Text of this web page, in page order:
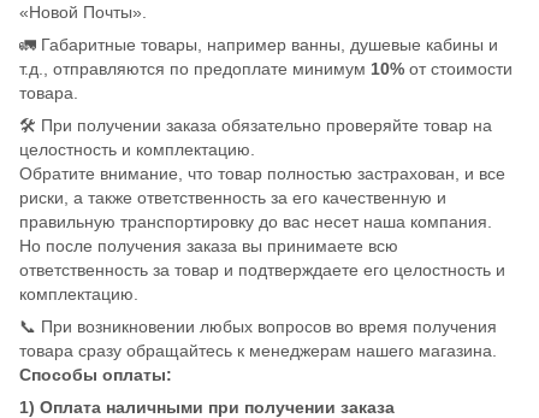
«Новой Почты».
🚛 Габаритные товары, например ванны, душевые кабины и
т.д., отправляются по предоплате минимум 10% от стоимости
товара.
🛠️ При получении заказа обязательно проверяйте товар на
целостность и комплектацию.
Обратите внимание, что товар полностью застрахован, и все
риски, а также ответственность за его качественную и
правильную транспортировку до вас несет наша компания.
Но после получения заказа вы принимаете всю
ответственность за товар и подтверждаете его целостность и
комплектацию.
📞 При возникновении любых вопросов во время получения
товара сразу обращайтесь к менеджерам нашего магазина.
Способы оплаты:
1) Оплата наличными при получении заказа